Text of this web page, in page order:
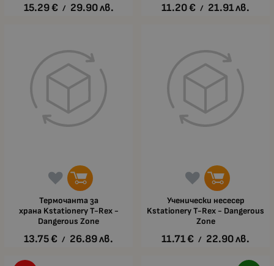
15.29€ / 29.90лв. 11.20€ / 21.91лв.
Термочанта за
храна Kstationery T-Rex -
Dangerous Zone
13.75€ / 26.89лв.
Ученически несесер
Kstationery T-Rex - Dangerous
Zone
11.71€ / 22.90лв.